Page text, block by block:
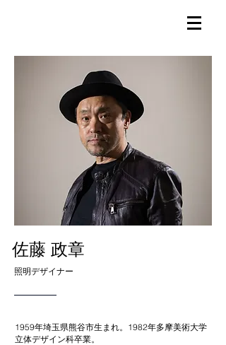
佐藤 政章
​照明デザイナー
1959年埼玉県熊谷市生まれ。1982年多摩美術大学
立体デザイン科卒業。